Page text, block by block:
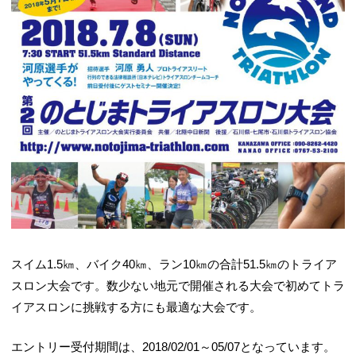
スイム1.5㎞、バイク40㎞、ラン10㎞の合計51.5㎞のトライア
スロン大会です。数少ない地元で開催される大会で初めてトラ
イアスロンに挑戦する方にも最適な大会です。
エントリー受付期間は、2018/02/01～05/07となっています。